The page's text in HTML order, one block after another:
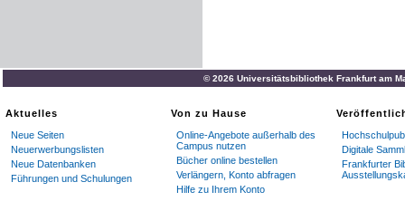
© 2026 Universitätsbibliothek Frankfurt am
Aktuelles
Neue Seiten
Neuerwerbungslisten
Neue Datenbanken
Führungen und Schulungen
Von zu Hause
Online-Angebote außerhalb des
Campus nutzen
Bücher online bestellen
Verlängern, Konto abfragen
Hilfe zu Ihrem Konto
Digitale
Frankfurter